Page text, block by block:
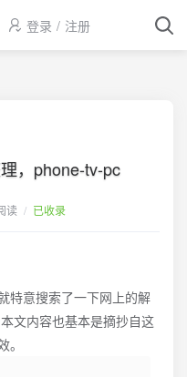
登录 / 注册
，phone-tv-pc
读 / 已收录
特意搜索了一下网上的解
文内容也基本是摘抄自这